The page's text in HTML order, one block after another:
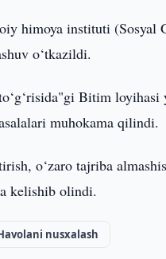
himoya instituti (Sosyal
o‘tkazildi.
Bitim loyihasi
muhokama qilindi.
o‘zaro tajriba
kelishib olindi.
nusxalash